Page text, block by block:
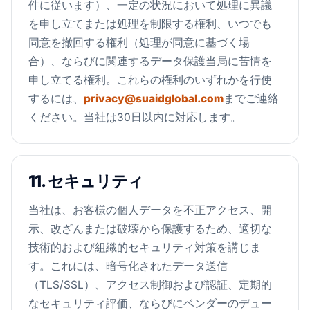
件に従います）、一定の状況において処理に異議
を申し立てまたは処理を制限する権利、いつでも
同意を撤回する権利（処理が同意に基づく場
合）、ならびに関連するデータ保護当局に苦情を
申し立てる権利。これらの権利のいずれかを行使
するには、 privacy@suaidglobal.comまでご連絡
ください。当社は30日以内に対応します。
11. セキュリティ
当社は、お客様の個人データを不正アクセス、開
示、改ざんまたは破壊から保護するため、適切な
技術的および組織的セキュリティ対策を講じま
す。これには、暗号化されたデータ送信
（TLS/SSL）、アクセス制御および認証、定期的
なセキュリティ評価、ならびにベンダーのデュー